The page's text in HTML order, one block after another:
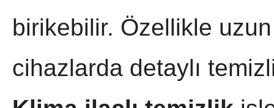
birikebilir. Özellikle uzun
cihazlarda detaylı